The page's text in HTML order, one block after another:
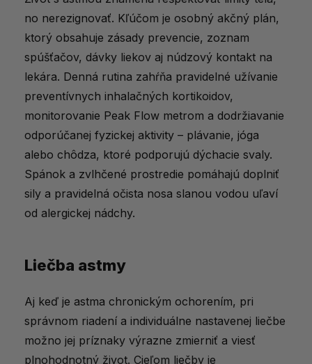
no nerezignovať. Kľúčom je osobný akčný plán,
ktorý obsahuje zásady prevencie, zoznam
spúšťačov, dávky liekov aj núdzový kontakt na
lekára. Denná rutina zahŕňa pravidelné užívanie
preventívnych inhalačných kortikoidov,
monitorovanie Peak Flow metrom a dodržiavanie
odporúčanej fyzickej aktivity – plávanie, jóga
alebo chôdza, ktoré podporujú dýchacie svaly.
Spánok a zvlhčené prostredie pomáhajú doplniť
sily a pravidelná očista nosa slanou vodou uľaví
od alergickej nádchy.
Liečba astmy
Aj keď je astma chronickým ochorením, pri
správnom riadení a individuálne nastavenej liečbe
možno jej príznaky výrazne zmierniť a viesť
plnohodnotný život. Cieľom liečby je